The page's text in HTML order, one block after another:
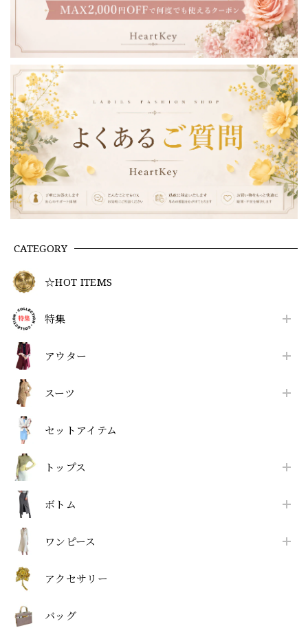
CATEGORY
☆HOT ITEMS
特集
アウター
スーツ
セットアイテム
トップス
ボトム
ワンピース
アクセサリー
バッグ